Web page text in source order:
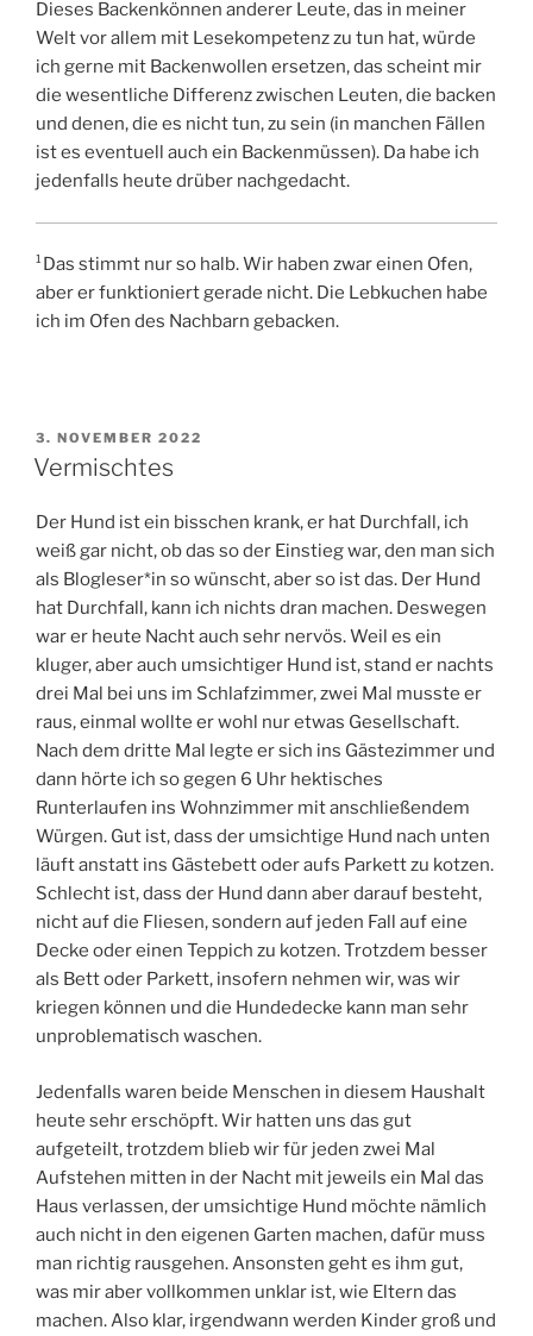
Dieses Backenkönnen anderer Leute, das in meiner
Welt vor allem mit Lesekompetenz zu tun hat, würde
ich gerne mit Backenwollen ersetzen, das scheint mir
die wesentliche Differenz zwischen Leuten, die backen
und denen, die es nicht tun, zu sein (in manchen Fällen
ist es eventuell auch ein Backenmüssen). Da habe ich
jedenfalls heute drüber nachgedacht.
¹Das stimmt nur so halb. Wir haben zwar einen Ofen,
aber er funktioniert gerade nicht. Die Lebkuchen habe
ich im Ofen des Nachbarn gebacken.
VERÖFFENTLICHT
AM
3. NOVEMBER 2022
Vermischtes
Der Hund ist ein bisschen krank, er hat Durchfall, ich
weiß gar nicht, ob das so der Einstieg war, den man sich
als Blogleser*in so wünscht, aber so ist das. Der Hund
hat Durchfall, kann ich nichts dran machen. Deswegen
war er heute Nacht auch sehr nervös. Weil es ein
kluger, aber auch umsichtiger Hund ist, stand er nachts
drei Mal bei uns im Schlafzimmer, zwei Mal musste er
raus, einmal wollte er wohl nur etwas Gesellschaft.
Nach dem dritte Mal legte er sich ins Gästezimmer und
dann hörte ich so gegen 6 Uhr hektisches
Runterlaufen ins Wohnzimmer mit anschließendem
Würgen. Gut ist, dass der umsichtige Hund nach unten
läuft anstatt ins Gästebett oder aufs Parkett zu kotzen.
Schlecht ist, dass der Hund dann aber darauf besteht,
nicht auf die Fliesen, sondern auf jeden Fall auf eine
Decke oder einen Teppich zu kotzen. Trotzdem besser
als Bett oder Parkett, insofern nehmen wir, was wir
kriegen können und die Hundedecke kann man sehr
unproblematisch waschen.
Jedenfalls waren beide Menschen in diesem Haushalt
heute sehr erschöpft. Wir hatten uns das gut
aufgeteilt, trotzdem blieb wir für jeden zwei Mal
Aufstehen mitten in der Nacht mit jeweils ein Mal das
Haus verlassen, der umsichtige Hund möchte nämlich
auch nicht in den eigenen Garten machen, dafür muss
man richtig rausgehen. Ansonsten geht es ihm gut,
was mir aber vollkommen unklar ist, wie Eltern das
machen. Also klar, irgendwann werden Kinder groß und